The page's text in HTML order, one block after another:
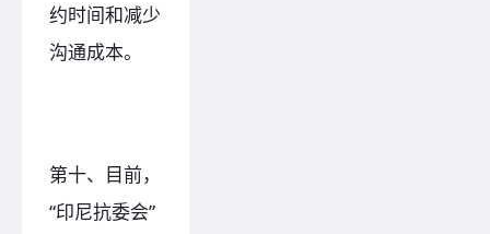
约时间和减少
沟通成本。
第十、目前，
“印尼抗委会”